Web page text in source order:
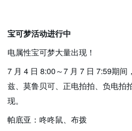
宝可梦活动进行中
电属性宝可梦大量出现！
7 月 4 日 8:00～7 月 7 日 7:59期间
兹、莫鲁贝可、正电拍拍、负电拍
现。
帕底亚：咚咚鼠、布拨